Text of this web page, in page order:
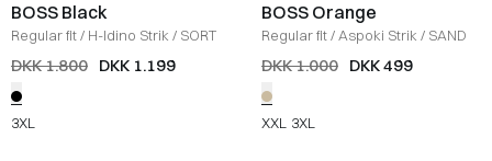
BOSS Black
Regular fit/ H-Idino Strik / SORT
DKK 1.800 DKK 1.199
3XL
BOSS Orange
Regular fit/ Aspoki Strik / SAND
DKK 1.000 DKK 499
XXL 3XL